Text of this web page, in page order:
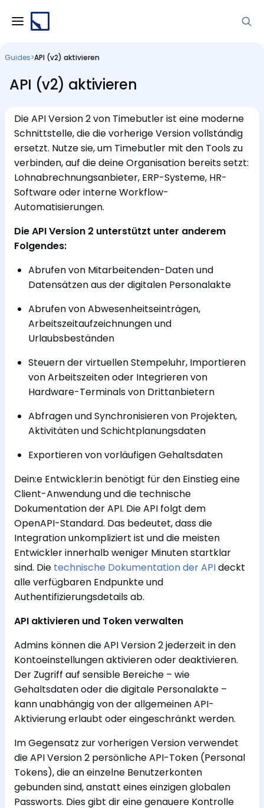
Guides>API (v2) aktivieren
API (v2) aktivieren
Die API Version 2 von Timebutler ist eine moderne
Schnittstelle, die die vorherige Version vollständig
ersetzt. Nutze sie, um Timebutler mit den Tools zu
verbinden, auf die deine Organisation bereits setzt:
Lohnabrechnungsanbieter, ERP-Systeme, HR-
Software oder interne Workflow-
Automatisierungen.
Die API Version 2 unterstützt unter anderem
Folgendes:
Abrufen von Mitarbeitenden-Daten und
Datensätzen aus der digitalen Personalakte
Abrufen von Abwesenheitseinträgen,
Arbeitszeitaufzeichnungen und
Urlaubsbeständen
Steuern der virtuellen Stempeluhr, Importieren
von Arbeitszeiten oder Integrieren von
Hardware-Terminals von Drittanbietern
Abfragen und Synchronisieren von Projekten,
Aktivitäten und Schichtplanungsdaten
Exportieren von vorläufigen Gehaltsdaten
Dein:e Entwickler:in benötigt für den Einstieg eine
Client-Anwendung und die technische
Dokumentation der API. Die API folgt dem
OpenAPI-Standard. Das bedeutet, dass die
Integration unkompliziert ist und die meisten
Entwickler innerhalb weniger Minuten startklar
sind. Die technische Dokumentation der APIdeckt
alle verfügbaren Endpunkte und
Authentifizierungsdetails ab.
API aktivieren und Token verwalten
Admins können die API Version 2 jederzeit in den
Kontoeinstellungen aktivieren oder deaktivieren.
Der Zugriff auf sensible Bereiche – wie
Gehaltsdaten oder die digitale Personalakte –
kann unabhängig von der allgemeinen API-
Aktivierung erlaubt oder eingeschränkt werden.
Im Gegensatz zur vorherigen Version verwendet
die API Version 2 persönliche API-Token (Personal
Tokens), die an einzelne Benutzerkonten
gebunden sind, anstatt eines einzigen globalen
Passworts. Dies gibt dir eine genauere Kontrolle